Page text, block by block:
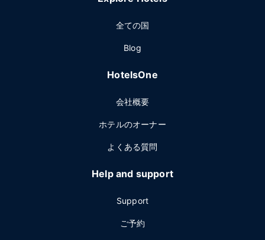
全ての国
Blog
HotelsOne
会社概要
ホテルのオーナー
よくある質問
Help and support
Support
ご予約